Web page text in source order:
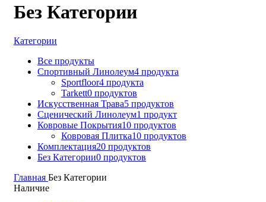
Без Категории
Категории
Все продукты
Спортивный Линолеум4 продукта
Sportfloor4 продукта
Tarkett0 продуктов
Искусственная Трава5 продуктов
Сценический Линолеум1 продукт
Ковровые Покрытия10 продуктов
Ковровая Плитка10 продуктов
Комплектация20 продуктов
Без Категории0 продуктов
Главная Без Категории
Наличие